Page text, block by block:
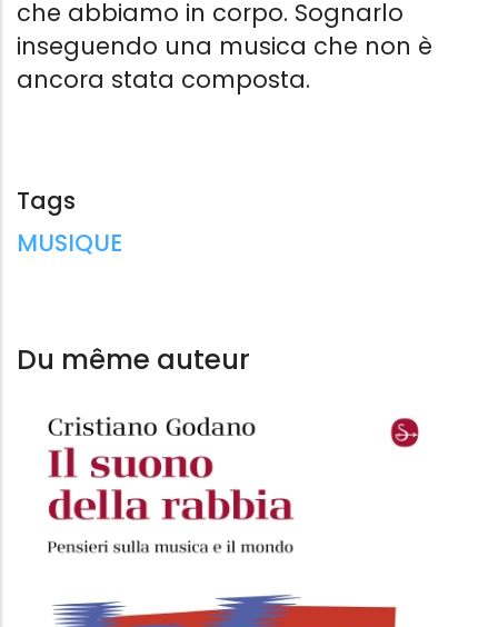
che abbiamo in corpo. Sognarlo
inseguendo una musica che non è
ancora stata composta.
Tags
Tags:
MUSIQUE
Du même auteur
IL SUONO DELLA RABBIA
8.99 €